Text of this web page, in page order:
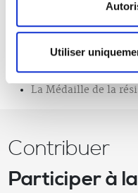
Utiliser
Les fronstalags
Les stalags
Loi du 2 juin 1941
La Médaille de la
Contribuer
Participer à